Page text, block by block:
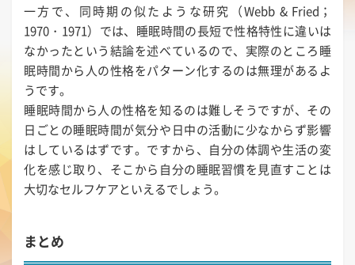
一方で、同時期の似たような研究（Webb & Fried；
1970・1971）では、睡眠時間の長短で性格特性に違いは
なかったという結論を述べているので、実際のところ睡
眠時間から人の性格をパターン化するのは無理があるよ
うです。
睡眠時間から人の性格を知るのは難しそうですが、その
日ごとの睡眠時間が気分や日中の活動に少なからず影響
はしているはずです。ですから、自分の体調や生活の変
化を感じ取り、そこから自分の睡眠習慣を見直すことは
大切なセルフケアといえるでしょう。
まとめ